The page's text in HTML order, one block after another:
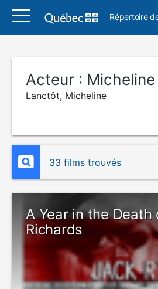
Répertoire
Acteur :
Lanctôt, Micheline
33 films trouvés
A Year in the Death
Richards